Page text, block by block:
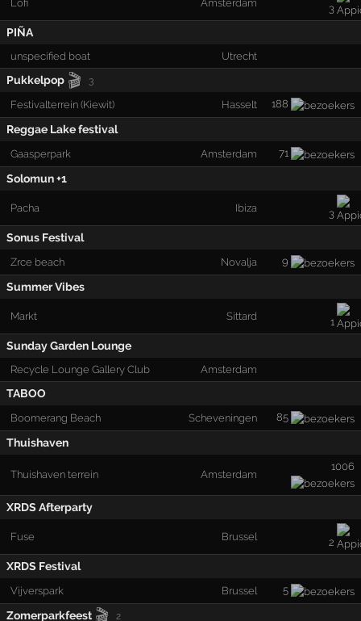
Lofi Amsterdam 3
PIÑA
unspecified boat Utrecht
Pukkelpop 🎬 3
Festivalterrein (Kiewit) Hasselt 188
Reggae Lake festival
Gaasperpark Amsterdam 71
Solomun +1
Pacha Ibiza 3
Sonus Festival
Zrce beach Novalja 9
Summer Vibes
Markt Sittard 1
Sunday Garden Lounge
Recycle Lounge Gallery Club Amsterdam
TABOO
Boomerang Beach Scheveningen 85
Thuishaven
Thuishaven terrein Amsterdam
1006
XRDS Afterparty
Fuse Brussel 2
XRDS Festival
Vijverspark Brussel 5
Zomerparkfeest 🎬 2